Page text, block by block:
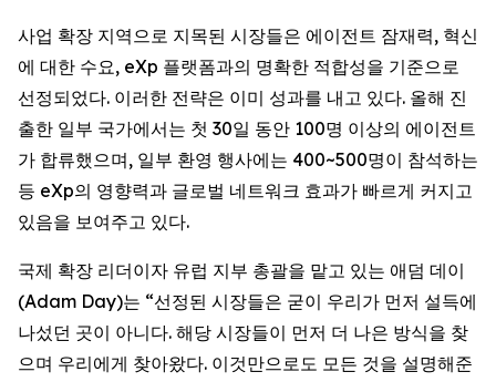
사업 확장 지역으로 지목된 시장들은 에이전트 잠재력, 혁신
에 대한 수요, eXp 플랫폼과의 명확한 적합성을 기준으로
선정되었다. 이러한 전략은 이미 성과를 내고 있다. 올해 진
출한 일부 국가에서는 첫 30일 동안 100명 이상의 에이전트
가 합류했으며, 일부 환영 행사에는 400~500명이 참석하는
등 eXp의 영향력과 글로벌 네트워크 효과가 빠르게 커지고
있음을 보여주고 있다.
국제 확장 리더이자 유럽 지부 총괄을 맡고 있는 애덤 데이
(Adam Day)는 “선정된 시장들은 굳이 우리가 먼저 설득에
나섰던 곳이 아니다. 해당 시장들이 먼저 더 나은 방식을 찾
으며 우리에게 찾아왔다. 이것만으로도 모든 것을 설명해준